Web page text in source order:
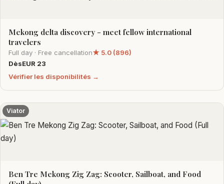
Mekong delta discovery - meet fellow international
travelers
Full day · Free cancellation★ 5.0 (896)
DèsEUR 23
Vérifier les disponibilités →
Viator
Ben Tre Mekong Zig Zag: Scooter, Sailboat, and Food